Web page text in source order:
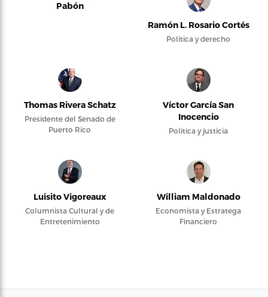
Pabón
Ramón L. Rosario Cortés
Política y derecho
Thomas Rivera Schatz
Presidente del Senado de
Puerto Rico
Víctor García San
Inocencio
Política y justicia
Luisito Vigoreaux
Columnista Cultural y de
Entretenimiento
William Maldonado
Economista y Estratega
Financiero